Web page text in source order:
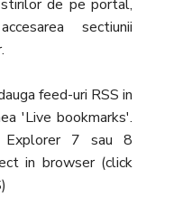
de pe portal,
sectiunii
feed-uri RSS in
'Live bookmarks'.
Explorer 7 sau 8
in browser (click